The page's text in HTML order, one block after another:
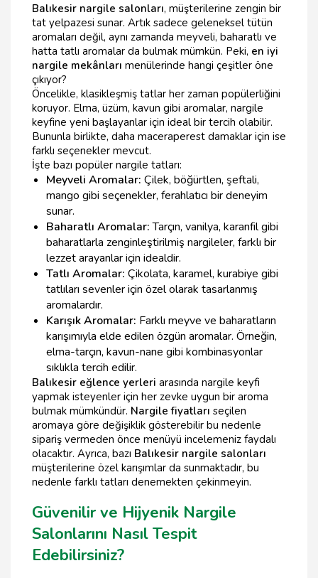
Balıkesir nargile salonları, müşterilerine zengin bir
tat yelpazesi sunar. Artık sadece geleneksel tütün
aromaları değil, aynı zamanda meyveli, baharatlı ve
hatta tatlı aromalar da bulmak mümkün. Peki, en iyi
nargile mekânları menülerinde hangi çeşitler öne
çıkıyor?
Öncelikle, klasikleşmiş tatlar her zaman popülerliğini
koruyor. Elma, üzüm, kavun gibi aromalar, nargile
keyfine yeni başlayanlar için ideal bir tercih olabilir.
Bununla birlikte, daha maceraperest damaklar için ise
farklı seçenekler mevcut.
İşte bazı popüler nargile tatları:
Meyveli Aromalar: Çilek, böğürtlen, şeftali,
mango gibi seçenekler, ferahlatıcı bir deneyim
sunar.
Baharatlı Aromalar:Tarçın, vanilya, karanfil gibi
baharatlarla zenginleştirilmiş nargileler, farklı bir
lezzet arayanlar için idealdir.
Tatlı Aromalar: Çikolata, karamel, kurabiye gibi
tatlıları sevenler için özel olarak tasarlanmış
aromalardır.
Karışık Aromalar: Farklı meyve ve baharatların
karışımıyla elde edilen özgün aromalar. Örneğin,
elma-tarçın, kavun-nane gibi kombinasyonlar
sıklıkla tercih edilir.
Balıkesir eğlence yerleri arasında nargile keyfi
yapmak isteyenler için her zevke uygun bir aroma
bulmak mümkündür. Nargile fiyatları seçilen
aromaya göre değişiklik gösterebilir bu nedenle
sipariş vermeden önce menüyü incelemeniz faydalı
olacaktır. Ayrıca, bazı Balıkesir nargile salonları
müşterilerine özel karışımlar da sunmaktadır, bu
nedenle farklı tatları denemekten çekinmeyin.
Güvenilir ve Hijyenik Nargile
Salonlarını Nasıl Tespit
Edebilirsiniz?